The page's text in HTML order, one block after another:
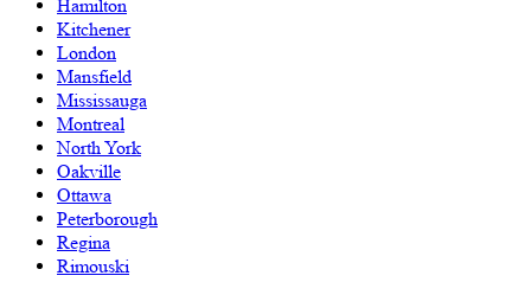
Hamilton
Kitchener
London
Mansfield
Mississauga
Montreal
North York
Oakville
Ottawa
Peterborough
Regina
Rimouski